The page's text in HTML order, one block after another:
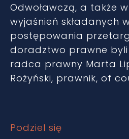
Odwoławczą, a także
wyjaśnień składanych
postępowania
doradztwo prawne
radca prawny Marta
Rożyński, prawnik, of
Podziel się